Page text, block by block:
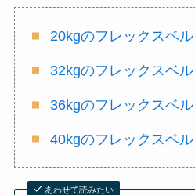
20kgのフレックスベ
32kgのフレックスベ
36kgのフレックスベ
40kgのフレックスベ
あわせて読みたい